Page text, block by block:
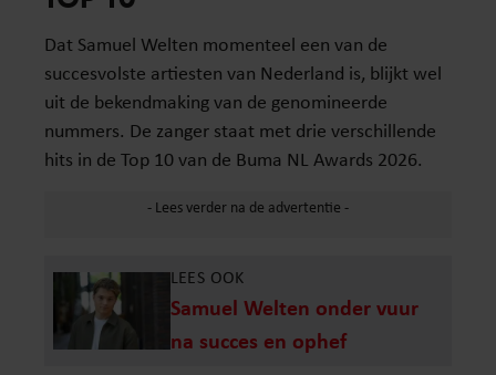
Dat Samuel Welten momenteel een van de
succesvolste artiesten van Nederland is, blijkt wel
uit de bekendmaking van de genomineerde
nummers. De zanger staat met drie verschillende
hits in de Top 10 van de Buma NL Awards 2026.
LEES OOK
Samuel Welten onder vuur
na succes en ophef